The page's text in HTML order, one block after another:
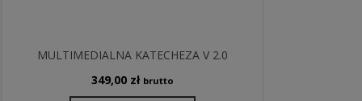
MULTIMEDIALNA KATECHEZA V 2.0
349,00 zł brutto